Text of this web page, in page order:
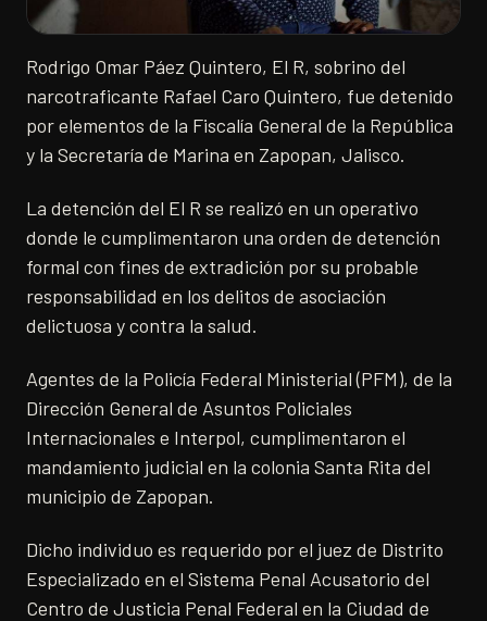
Rodrigo Omar Páez Quintero, El R, sobrino del
narcotraficante Rafael Caro Quintero, fue detenido
por elementos de la Fiscalía General de la República
y la Secretaría de Marina en Zapopan, Jalisco.
La detención del El R se realizó en un operativo
donde le cumplimentaron una orden de detención
formal con fines de extradición por su probable
responsabilidad en los delitos de asociación
delictuosa y contra la salud.
Agentes de la Policía Federal Ministerial (PFM), de la
Dirección General de Asuntos Policiales
Internacionales e Interpol, cumplimentaron el
mandamiento judicial en la colonia Santa Rita del
municipio de Zapopan.
Dicho individuo es requerido por el juez de Distrito
Especializado en el Sistema Penal Acusatorio del
Centro de Justicia Penal Federal en la Ciudad de